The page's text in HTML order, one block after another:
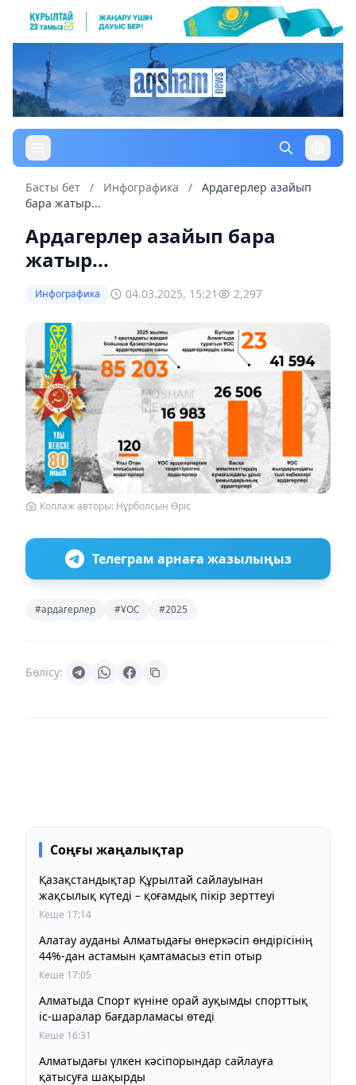
Басты бет / Инфографика /
Ардагерлер азайып
бара жатыр...
Ардагерлер азайып бара
жатыр...
Инфографика 04.03.2025, 15:21 2,297
Коллаж авторы: Нұрболсын Өріс
Телеграм арнаға жазылыңыз
#ардагерлер #ҰОС #2025
Бөлісу:
Соңғы жаңалықтар
Қазақстандықтар Құрылтай сайлауынан
жақсылық күтеді – қоғамдық пікір зерттеуі
Кеше 17:14
Алатау ауданы Алматыдағы өнеркәсіп өндірісінің
44%-дан астамын қамтамасыз етіп отыр
Кеше 17:05
Алматыда Спорт күніне орай ауқымды спорттық
іс-шаралар бағдарламасы өтеді
Кеше 16:31
Алматыдағы үлкен кәсіпорындар сайлауға
қатысуға шақырды